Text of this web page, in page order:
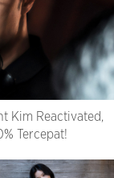
Kim Reactivated,
Tercepat!